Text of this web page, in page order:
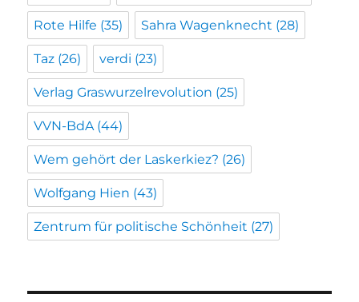
Rote Hilfe (35) Sahra Wagenknecht (28)
Taz (26) verdi (23)
Verlag Graswurzelrevolution (25)
VVN-BdA (44)
Wem gehört der Laskerkiez? (26)
Wolfgang Hien (43)
Zentrum für politische Schönheit (27)